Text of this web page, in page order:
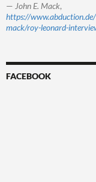
— John E. Mack,
https://
mack/roy-leonard-
FACEBOOK